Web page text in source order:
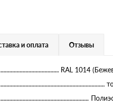
и оплата Отзывы
RAL 1014